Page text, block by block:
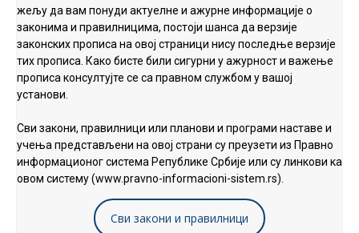
жељу да вам понуди актуелне и ажурне информације о
законима и правилницима, постоји шанса да верзије
законских прописа на овој страници нису последње верзије
тих прописа. Како бисте били сигурни у ажурност и важење
прописа консултујте се са правном службом у вашој
установи.
Сви закони, правилници или планови и програми наставе и
учења представљени на овој страни су преузети из Правно
информационог система Републике Србије или су линкови ка
овом систему (www.pravno-informacioni-sistem.rs).
Сви закони и правилници